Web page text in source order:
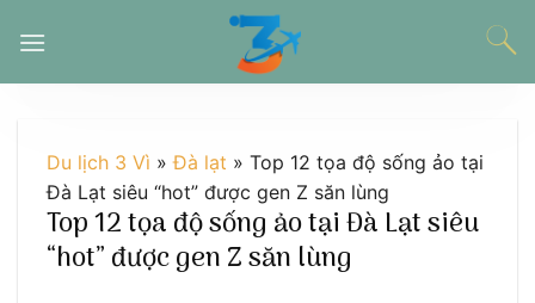
đến
Du lịch 3 Vì »Đà lạt » Top 12 tọa độ sống ảo tại
Đà Lạt siêu “hot” được gen Z săn lùng
Top 12 tọa độ sống ảo tại Đà Lạt siêu
“hot” được gen Z săn lùng